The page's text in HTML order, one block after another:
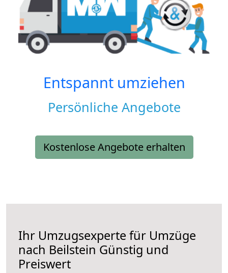
Entspannt umziehen
Persönliche Angebote
Kostenlose Angebote erhalten
Ihr Umzugsexperte für Umzüge
nach Beilstein Günstig und
Preiswert